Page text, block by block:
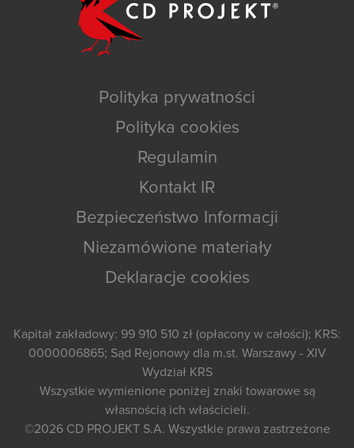
Polityka prywatności
Polityka cookies
Regulamin
Kontakt IR
Bezpieczeństwo Informacji
Niezamówione materiały
Deklaracje cookies
Kapitał zakładowy: 99 910 510 zł (opłacony w całości); KRS:
0000006865; Sąd Rejonowy dla m.st. Warszawy - XIV
Wydział KRS
Wszystkie wymienione poniżej znaki towarowe są
własnością ich właścicieli.
©2026 CD PROJEKT S.A. Wszystkie prawa zastrzeżone